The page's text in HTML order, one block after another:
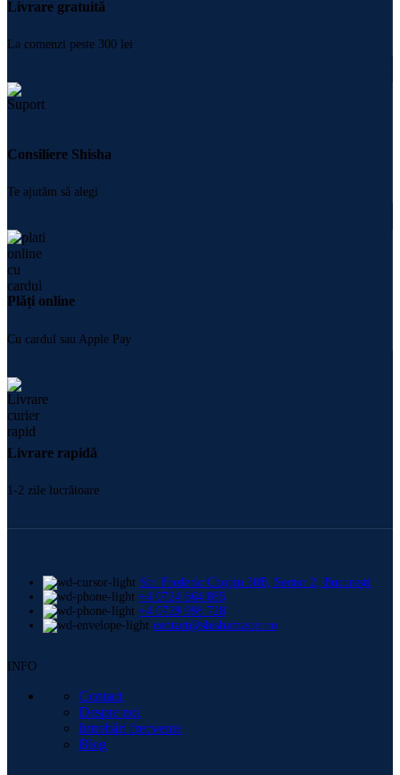
Livrare gratuită
La comenzi peste 300 lei
Consiliere Shisha
Te ajutăm să alegi
Plăți online
Cu cardul sau Apple Pay
Livrare rapidă
1-2 zile lucrătoare
Str. Frederic Chopin 30B, Sector 2, București
+4 0724 664 885
+4 0729 998 728
contact@shishamaster.ro
INFO
Contact
Despre noi
Intrebări frecvente
Blog